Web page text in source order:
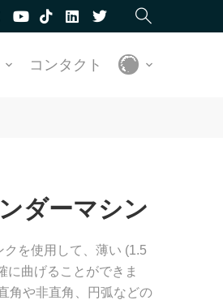
コンタクト
ダーマシン
を使用して、薄い (1.5
に曲げることができま
角や非直角、円弧などの